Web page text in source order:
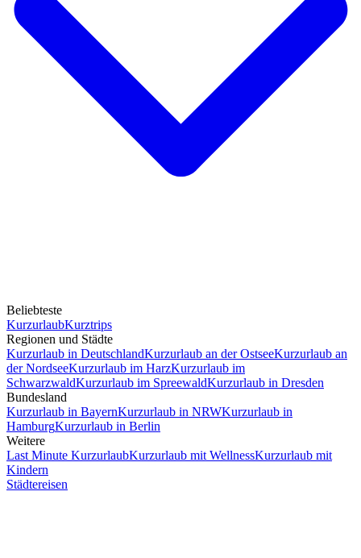
Beliebteste
KurzurlaubKurztrips
Regionen und Städte
Kurzurlaub in DeutschlandKurzurlaub an der OstseeKurzurlaub an
der NordseeKurzurlaub im HarzKurzurlaub im
SchwarzwaldKurzurlaub im SpreewaldKurzurlaub in Dresden
Bundesland
Kurzurlaub in BayernKurzurlaub in NRWKurzurlaub in
HamburgKurzurlaub in Berlin
Weitere
Last Minute KurzurlaubKurzurlaub mit WellnessKurzurlaub mit
Kindern
Städtereisen